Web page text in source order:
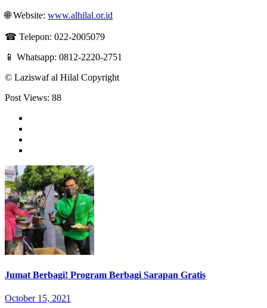
🌐 Website: www.alhilal.or.id
☎ Telepon: 022-2005079
📱 Whatsapp: 0812-2220-2751
©️ Laziswaf al Hilal Copyright
Post Views: 88
Jumat Berbagi! Program Berbagi Sarapan Gratis
October 15, 2021